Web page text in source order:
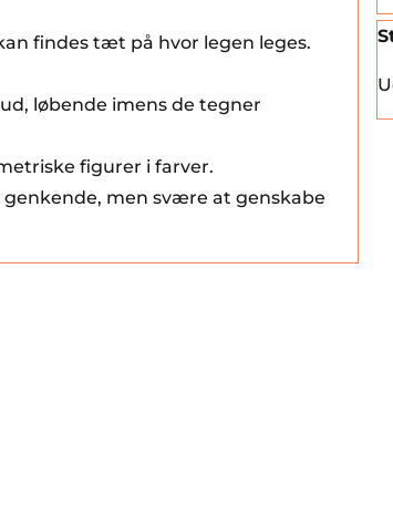
findes tæt på hvor legen leges.
løbende imens de tegner
figurer i farver.
men svære at genskabe